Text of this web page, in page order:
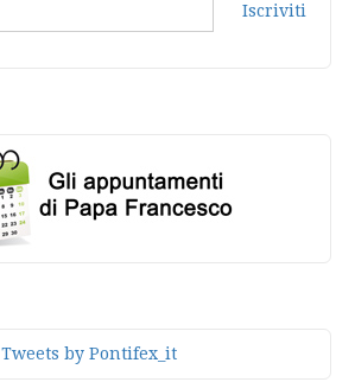
Iscriviti
Tweets by Pontifex_it